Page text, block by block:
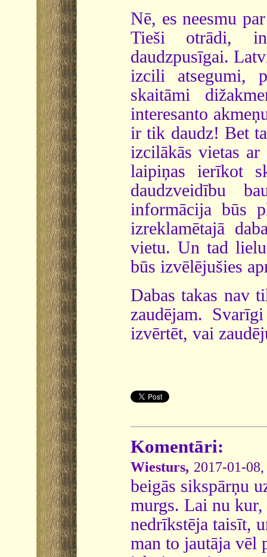
Nē, es neesmu
Tieši otrādi,
daudzpusīgai.
izcili atsegumi,
skaitāmi
interesanto
ir tik daudz! Bet
izcilākās vietas
laipiņas ierīkot
daudzveidību
informācija būs
izreklamētajā
vietu. Un tad
būs izvēlējušies
Dabas takas nav
zaudējam.
izvērtēt, vai
Komentāri:
Wiesturs, 2017-01-
beigās sikspārņu
murgs. Lai nu kur,
nedrīkstēja taisīt,
man to jautāja vēl